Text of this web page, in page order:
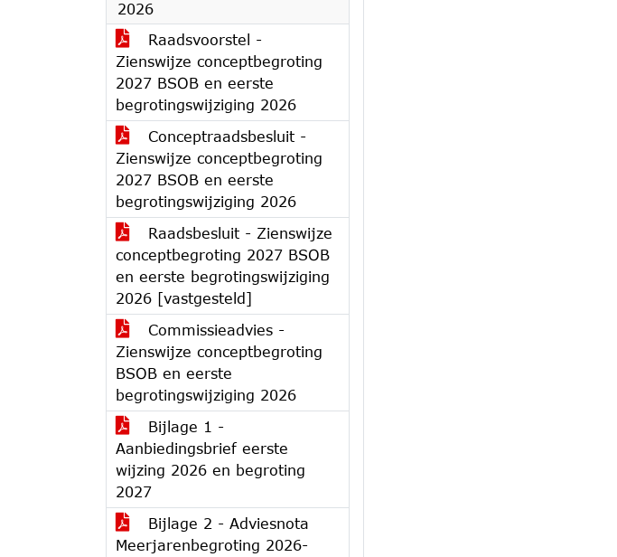
2026
Raadsvoorstel -
Zienswijze conceptbegroting
2027 BSOB en eerste
begrotingswijziging 2026
Conceptraadsbesluit -
Zienswijze conceptbegroting
2027 BSOB en eerste
begrotingswijziging 2026
Raadsbesluit - Zienswijze
conceptbegroting 2027 BSOB
en eerste begrotingswijziging
2026 [vastgesteld]
Commissieadvies -
Zienswijze conceptbegroting
BSOB en eerste
begrotingswijziging 2026
Bijlage 1 -
Aanbiedingsbrief eerste
wijzing 2026 en begroting
2027
Bijlage 2 - Adviesnota
Meerjarenbegroting 2026-